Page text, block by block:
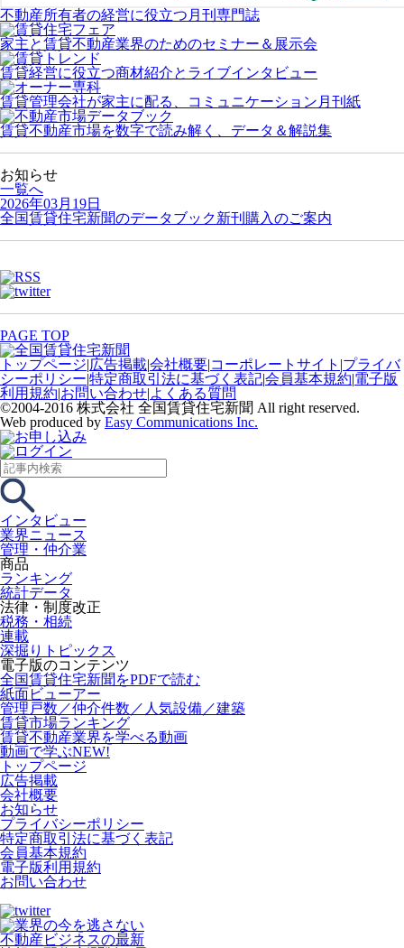
不動産所有者の経営に役立つ月刊専門誌
家主と賃貸不動産業界のためのセミナー＆展示会
賃貸経営に役立つ商材紹介とライブインタビュー
賃貸管理会社が家主に配る、コミュニケーション月刊紙
賃貸不動産市場を数字で読み解く、データ＆解説集
お知らせ
一覧へ
2026年03月19日
全国賃貸住宅新聞のデータブック新刊購入のご案内
PAGE TOP
トップページ|広告掲載|会社概要|コーポレートサイト |プライバ
シーポリシー|特定商取引法に基づく表記|会員基本規約|電子版
利用規約|お問い合わせ|よくある質問
©2004-2016 株式会社 全国賃貸住宅新聞 All right reserved.
Web produced by Easy Communications Inc.
インタビュー
業界ニュース
管理・仲介業
商品
ランキング
統計データ
法律・制度改正
税務・相続
連載
深掘りトピックス
電子版のコンテンツ
全国賃貸住宅新聞をPDFで読む
紙面ビューアー
管理戸数／仲介件数／人気設備／建築
賃貸市場ランキング
賃貸不動産業界を学べる動画
動画で学ぶNEW!
トップページ
広告掲載
会社概要
お知らせ
プライバシーポリシー
特定商取引法に基づく表記
会員基本規約
電子版利用規約
お問い合わせ